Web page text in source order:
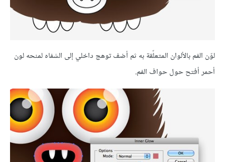
لوّن الفم بالألوان المتعلّقة به ثم أضف توهج داخلي إلى الشفاه لمنحه لون
أحمر أفتح حول حواف الفم.